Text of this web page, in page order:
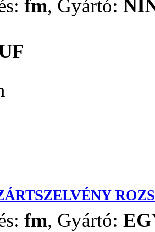
fm, Gyártó:
fm, Gyártó: